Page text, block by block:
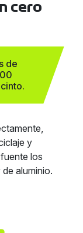
cero
de
y
los
aluminio.